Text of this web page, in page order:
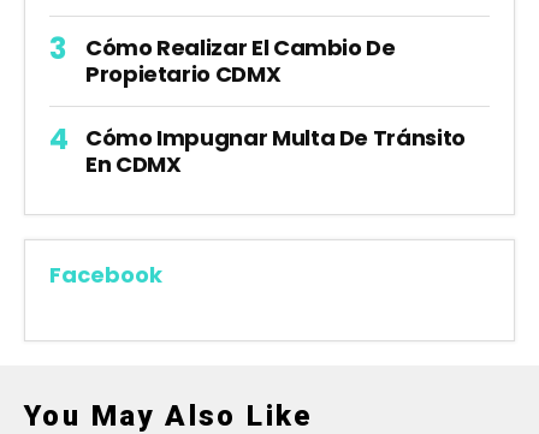
Cómo Realizar El Cambio De
Propietario CDMX
Cómo Impugnar Multa De Tránsito
En CDMX
Facebook
You May Also Like